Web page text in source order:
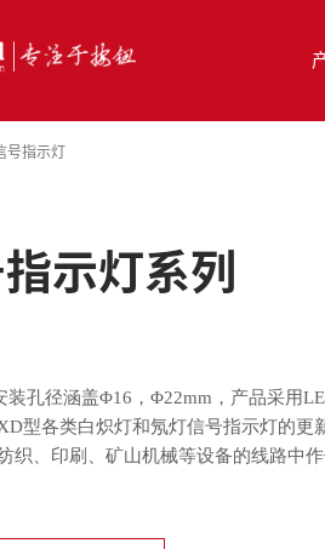
号指示灯
示灯系列
装孔径涵盖Φ16，Φ22mm，产品采用
型各类白炽灯和氖灯信号指示灯的更
织、印刷、矿山机械等设备的线路中